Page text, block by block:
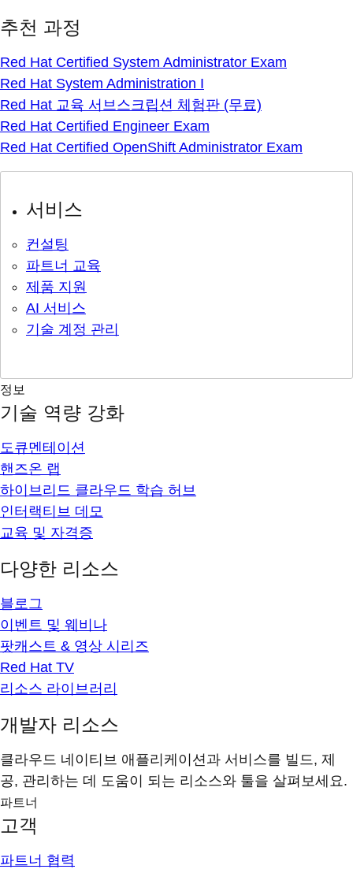
추천 과정
Red Hat Certified System Administrator Exam
Red Hat System Administration I
Red Hat 교육 서브스크립션 체험판 (무료)
Red Hat Certified Engineer Exam
Red Hat Certified OpenShift Administrator Exam
서비스
컨설팅
파트너 교육
제품 지원
AI 서비스
기술 계정 관리
정보
기술 역량 강화
도큐멘테이션
핸즈온 랩
하이브리드 클라우드 학습 허브
인터랙티브 데모
교육 및 자격증
다양한 리소스
블로그
이벤트 및 웨비나
팟캐스트 & 영상 시리즈
Red Hat TV
리소스 라이브러리
개발자 리소스
클라우드 네이티브 애플리케이션과 서비스를 빌드, 제
공, 관리하는 데 도움이 되는 리소스와 툴을 살펴보세요.
파트너
고객
파트너 협력